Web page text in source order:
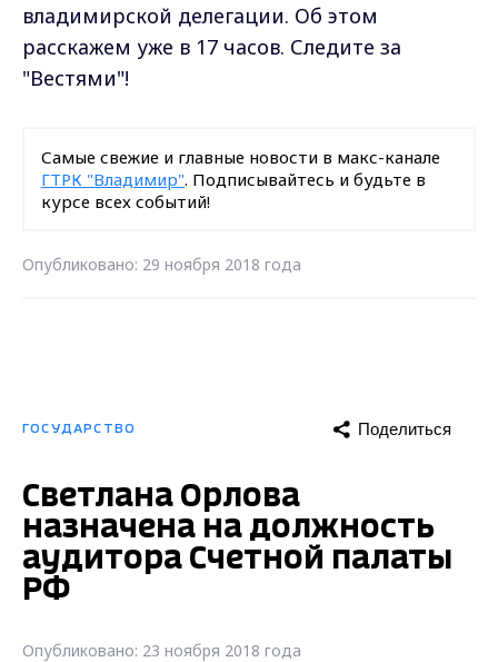
владимирской делегации. Об этом
расскажем уже в 17 часов. Следите за
"Вестями"!
Самые свежие и главные новости в макс-канале
ГТРК "Владимир". Подписывайтесь и будьте в
курсе всех событий!
Опубликовано: 29 ноября 2018 года
ГОСУДАРСТВО Поделиться
Светлана Орлова
назначена на должность
аудитора Счетной палаты
РФ
Опубликовано: 23 ноября 2018 года